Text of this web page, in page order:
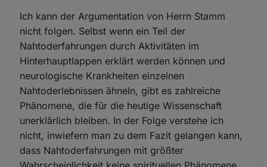
Ich kann der Argumentation von Herrn Stamm
nicht folgen. Selbst wenn ein Teil der
Nahtoderfahrungen durch Aktivitäten im
Hinterhauptlappen erklärt werden können und
neurologische Krankheiten einzelnen
Nahtoderlebnissen ähneln, gibt es zahlreiche
Phänomene, die für die heutige Wissenschaft
unerklärlich bleiben. In der Folge verstehe ich
nicht, inwiefern man zu dem Fazit gelangen kann,
dass Nahtoderfahrungen mit größter